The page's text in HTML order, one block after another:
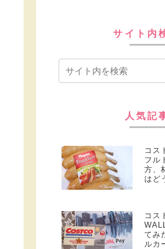
サイト内
人気記
コス
フル
方、
はど
コス
てみ
ルカ